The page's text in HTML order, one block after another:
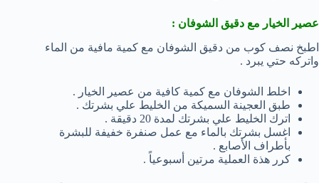
عصير الخيار مع دقيق الشوفان :
اطبخ نصف كوب من دقيق الشوفان مع كمية مافية من الماء
واتركه حتي يبرد .
اخلط الشوفان مع كمية كافية من عصير الخيار .
طبق العجينة السميكة من الخليط علي بشرتك .
اترك الخليط علي بشرتك لمدة 20 دقيقة .
اغسل بشرتك بالماء مع عمل صنفرة خفيفة للبشرة
بأطراف الأصابع .
كرر هذة العملية مرتين أسبوعياً .